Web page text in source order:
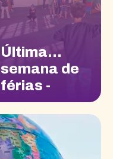
Última
semana de
férias -
(Extensão)